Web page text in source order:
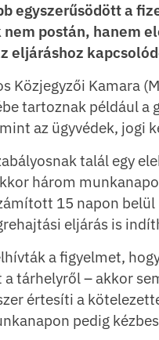
egyszerűsödött a
postán, hanem
eljáráshoz
Közjegyzői Kamara
tartoznak például a
az ügyvédek, jogi
talál egy
három
15 napon
eljárás is
a figyelmet,
tárhelyről – akkor
értesíti a
pedig